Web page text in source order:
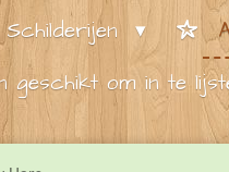
Schilderijen
geschikt om in te